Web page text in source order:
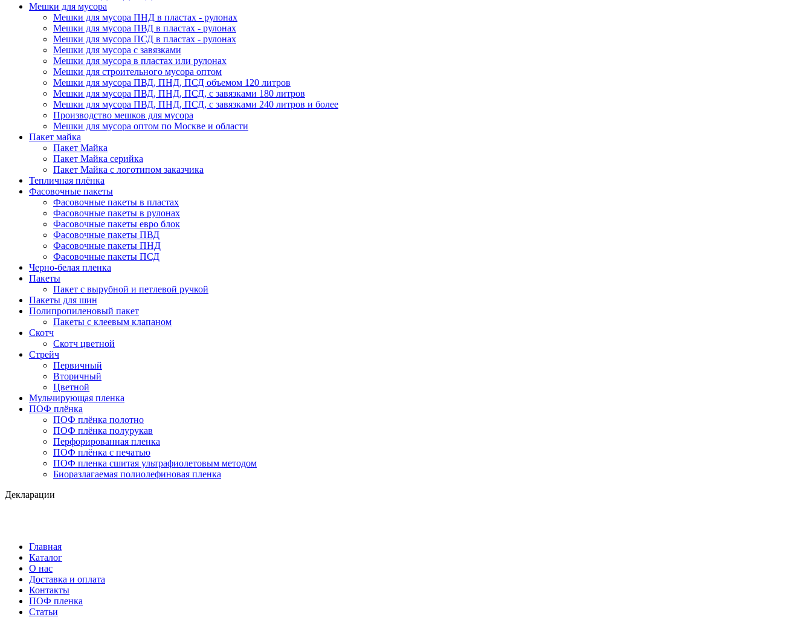
Мешки для мусора
Мешки для мусора ПНД в пластах - рулонах
Мешки для мусора ПВД в пластах - рулонах
Мешки для мусора ПСД в пластах - рулонах
Мешки для мусора с завязками
Мешки для мусора в пластах или рулонах
Мешки для строительного мусора оптом
Мешки для мусора ПВД, ПНД, ПСД объемом 120 литров
Мешки для мусора ПВД, ПНД, ПСД, с завязками 180 литров
Мешки для мусора ПВД, ПНД, ПСД, с завязками 240 литров и более
Производство мешков для мусора
Мешки для мусора оптом по Москве и области
Пакет майка
Пакет Майка
Пакет Майка серийка
Пакет Майка с логотипом заказчика
Тепличная плёнка
Фасовочные пакеты
Фасовочные пакеты в пластах
Фасовочные пакеты в рулонах
Фасовочные пакеты евро блок
Фасовочные пакеты ПВД
Фасовочные пакеты ПНД
Фасовочные пакеты ПСД
Черно-белая пленка
Пакеты
Пакет с вырубной и петлевой ручкой
Пакеты для шин
Полипропиленовый пакет
Пакеты с клеевым клапаном
Скотч
Скотч цветной
Стрейч
Первичный
Вторичный
Цветной
Мульчирующая пленка
ПОФ плёнка
ПОФ плёнка полотно
ПОФ плёнка полурукав
Перфорированная пленка
ПОФ плёнка с печатью
ПОФ пленка сшитая ультрафиолетовым методом
Биоразлагаемая полиолефиновая пленка
Декларации
Главная
Каталог
О нас
Доставка и оплата
Контакты
ПОФ пленка
Статьи